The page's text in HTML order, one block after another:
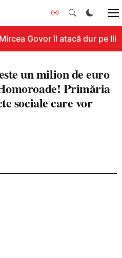
Govor îl atacă dur pe
un milion de euro
Primăria
sociale care vor